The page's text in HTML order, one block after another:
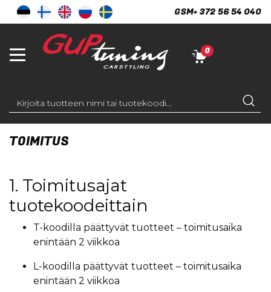
GSM+ 372 56 54 040
0
TOIMITUS
Content
1. Toimitusajat
tuotekoodeittain
T-koodilla päättyvät tuotteet – toimitusaika
enintään 2 viikkoa
L-koodilla päättyvät tuotteet – toimitusaika
enintään 2 viikkoa